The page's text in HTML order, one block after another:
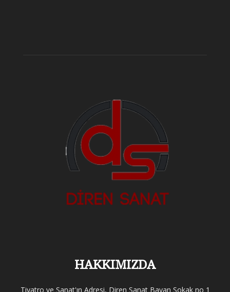
HAKKIMIZDA
Tiyatro ve Sanat'ın Adresi, Diren Sanat Bayan Sokak no 1